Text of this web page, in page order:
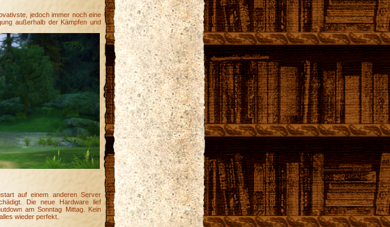
jedoch immer noch eine
außerhalb der Kämpfen und
auf einem anderen Server
Die neue Hardware lief
am Sonntag Mittag. Kein
wieder perfekt.